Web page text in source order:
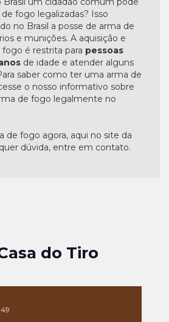
fogo legalizadas? Isso
no Brasil a posse de arma de
e munições. A aquisição e
é restrita para pessoas
de idade e atender alguns
saber como ter uma arma de
o nosso informativo sobre
de fogo legalmente no
de fogo agora, aqui no site da
dúvida, entre em contato.
do Tiro